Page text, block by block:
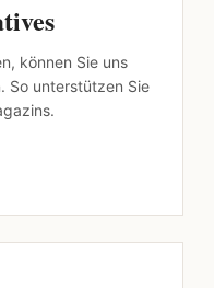
können Sie uns
So unterstützen Sie